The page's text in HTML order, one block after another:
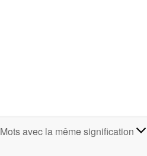
Mots avec la même signification